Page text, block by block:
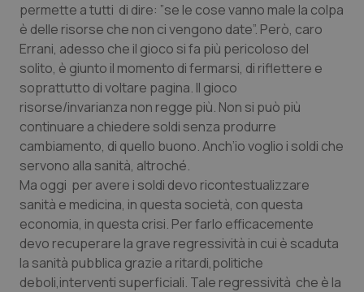
Quotidiano Cardiologia
Quotidiano Chirurgia
Quotidiano Oncologia
Quotidiano Pediatria
Rene & patologie urogenitali
Salute orale & impianti
Sangue & coagulazione
permette a tutti di dire: ”se le cose vanno male la colpa
è delle risorse che non ci vengono date”. Però, caro
Errani, adesso che il gioco si fa più pericoloso del
solito, è giunto il momento di fermarsi, di riflettere e
soprattutto di voltare pagina. Il gioco
risorse/invarianza non regge più. Non si può più
continuare a chiedere soldi senza produrre
cambiamento, di quello buono. Anch’io voglio i soldi che
servono alla sanità, altroché.
Ma oggi per avere i soldi devo ricontestualizzare
sanità e medicina, in questa società, con questa
economia, in questa crisi. Per farlo efficacemente
devo recuperare la grave regressività in cui è scaduta
la sanità pubblica grazie a ritardi,politiche
deboli,interventi superficiali. Tale regressività che è la